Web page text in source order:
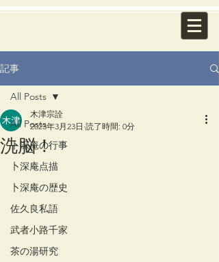
記事
All Posts
卜深庵の行事
卜深庵点描
卜深庵の歴史
佐久良私語
武者小路千家
茶の湯研究
All Posts
洗脳！
木津宗詮
2023年3月23日 読了時間: 0分